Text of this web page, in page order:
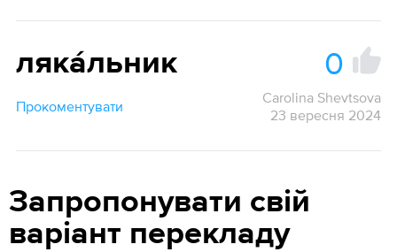
ляка́льник 0
Прокоментувати
Carolina Shevtsova
23 вересня 2024
Запропонувати свій
варіант перекладу